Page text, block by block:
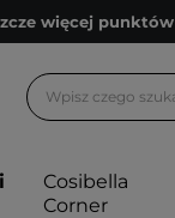
więcej punktów
kosmetologiczne
więcej punktów
Cosibella
Corner